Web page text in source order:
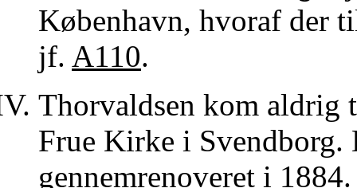
København, hvoraf der
jf. A110.
Thorvaldsen kom aldrig
Frue Kirke i
gennemrenoveret i